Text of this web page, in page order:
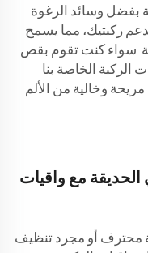
بفضل وسائد الرغوة
ركبتيك، مما يسمح
سواء كنت تقوم بقص
الركبة الخاصة بنا
وخالية من الألم
الحديقة مع واقيات
محترف أو مجرد تنظيف